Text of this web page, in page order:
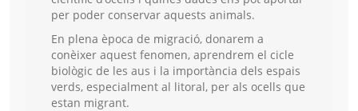
per poder conservar aquests animals.
En plena època de migració, donarem a
conèixer aquest fenomen, aprendrem el cicle
biològic de les aus i la importància dels espais
verds, especialment al litoral, per als ocells que
estan migrant.